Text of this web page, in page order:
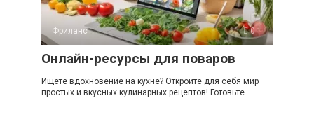
Фриланс 0
Онлайн-ресурсы для поваров
Ищете вдохновение на кухне? Откройте для себя мир
простых и вкусных кулинарных рецептов! Готовьте